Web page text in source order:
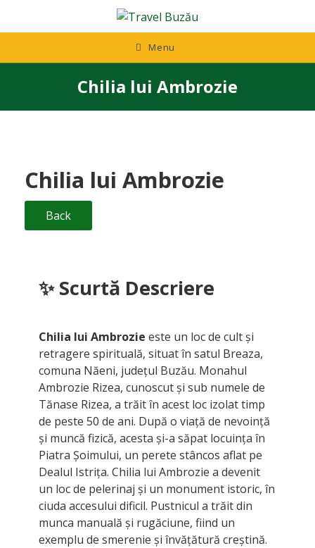
content
Menu
Chilia lui Ambrozie
Chilia lui Ambrozie
Back
✨ Scurtă Descriere
Chilia lui Ambrozie este un loc de cult și
retragere spirituală, situat în satul Breaza,
comuna Năeni, județul Buzău. Monahul
Ambrozie Rizea, cunoscut și sub numele de
Tănase Rizea, a trăit în acest loc izolat timp
de peste 50 de ani. După o viață de nevoință
și muncă fizică, acesta și-a săpat locuința în
Piatra Șoimului, un perete stâncos aflat pe
Dealul Istrița. Chilia lui Ambrozie a devenit
un loc de pelerinaj și un monument istoric, în
ciuda accesului dificil. Pustnicul a trăit din
munca manuală și rugăciune, fiind un
exemplu de smerenie și învățătură creștină.